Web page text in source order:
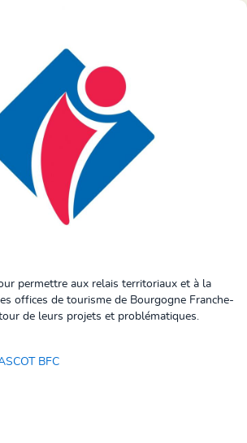
permettre aux relais territoriaux et à la
offices de tourisme de Bourgogne Franche-
de leurs projets et problématiques.
BFC